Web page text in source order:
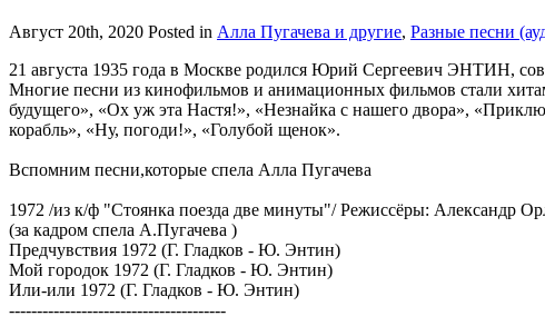
Август 20th, 2020 Posted in Алла Пугачева и другие, Разные песни
21 августа 1935 года в Москве родился Юрий Сергеевич ЭНТИН,
Многие песни из кинофильмов и анимационных фильмов стали
будущего», «Ох уж эта Настя!», «Незнайка с нашего двора»,
корабль», «Ну, погоди!», «Голубой щенок».
Вспомним песни,которые спела Алла Пугачева
1972 /из к/ф "Стоянка поезда две минуты"/ Режиссёры: Александр
(за кадром спела А.Пугачева )
Предчувствия 1972 (Г. Гладков - Ю. Энтин)
Мой городок 1972 (Г. Гладков - Ю. Энтин)
Или-или 1972 (Г. Гладков - Ю. Энтин)
---------------------------------------